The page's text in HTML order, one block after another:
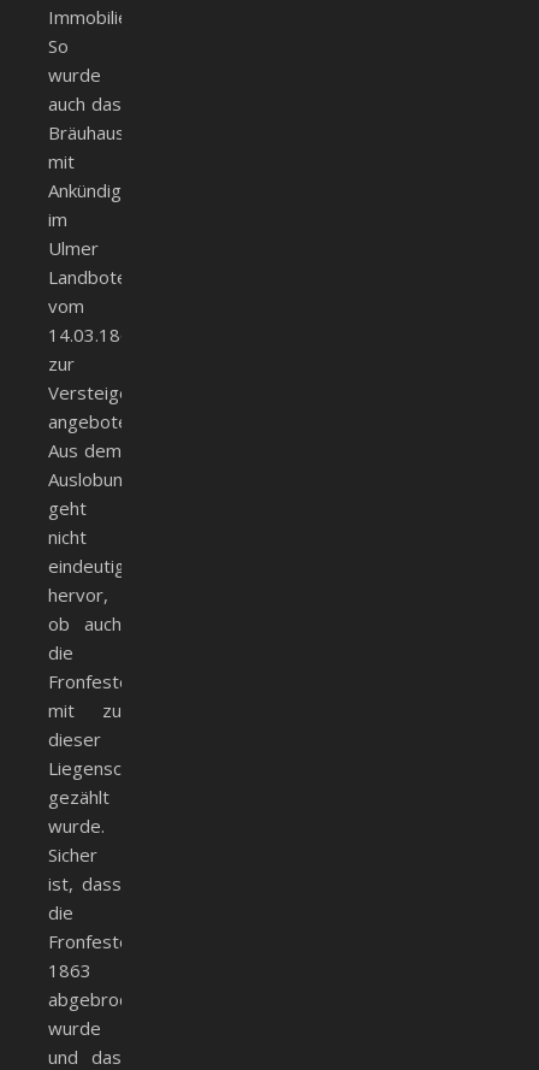
Immobilien.
So
wurde
auch das
Bräuhaus
mit
Ankündigung
im
Ulmer
Landboten
vom
14.03.1863
zur
Versteigerung
angeboten.
Aus dem
Auslobungstext
geht
nicht
eindeutig
hervor,
ob auch
die
Fronfeste
mit zu
dieser
Liegenschaft
gezählt
wurde.
Sicher
ist, dass
die
Fronfeste
1863
abgebrochen
wurde
und das